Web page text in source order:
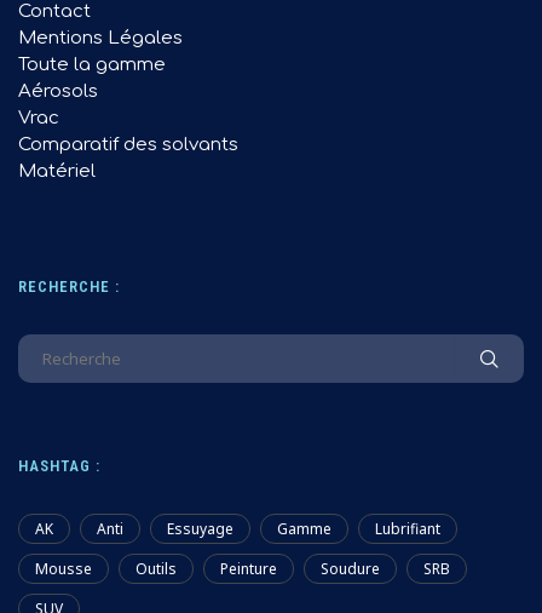
Contact
Mentions Légales
Toute la gamme
Aérosols
Vrac
Comparatif des solvants
Matériel
RECHERCHE :
HASHTAG :
AK Anti Essuyage Gamme
Lubrifiant
Mousse
Outils Peinture Soudure
SRB